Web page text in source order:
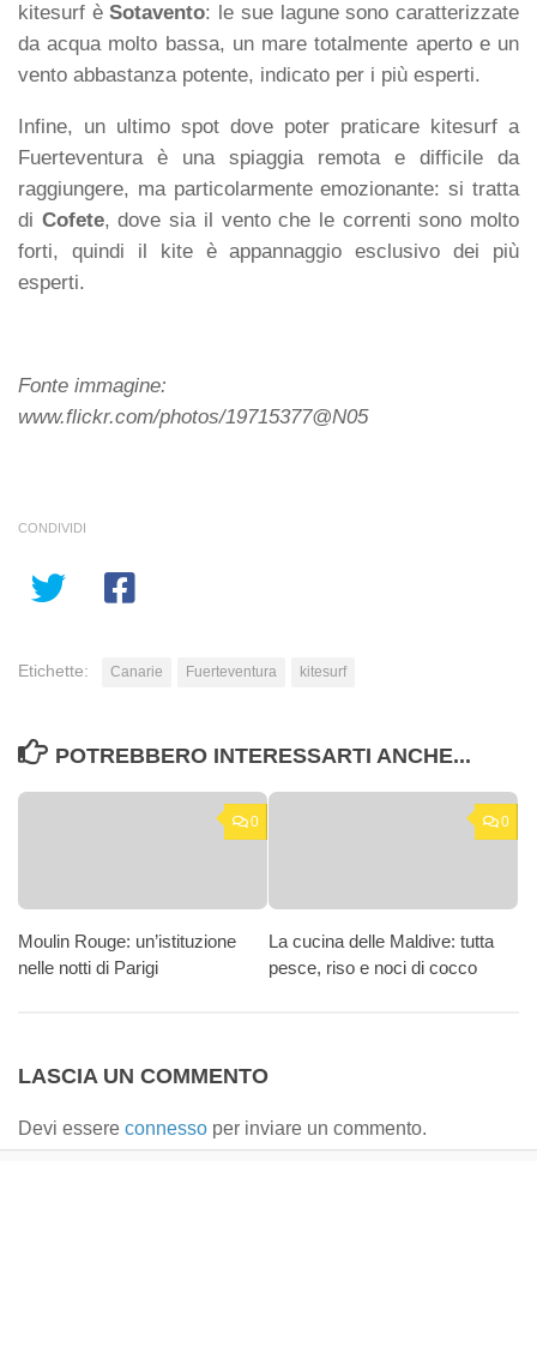
kitesurf èSotavento: le sue lagune sono caratterizzate
da acqua molto bassa, un mare totalmente aperto e un
vento abbastanza potente, indicato per i più esperti.
Infine, un ultimo spot dove poter praticare kitesurf a
Fuerteventura è una spiaggia remota e difficile da
raggiungere, ma particolarmente emozionante: si tratta
di Cofete, dove sia il vento che le correnti sono molto
forti, quindi il kite è appannaggio esclusivo dei più
esperti.
Fonte immagine:
www.flickr.com/photos/19715377@N05
CONDIVIDI
Etichette: Canarie Fuerteventura kitesurf
POTREBBERO INTERESSARTI ANCHE...
0
Moulin Rouge: un’istituzione
nelle notti di Parigi
0
La cucina delle Maldive: tutta
pesce, riso e noci di cocco
LASCIA UN COMMENTO
Devi essere connesso per inviare un commento.